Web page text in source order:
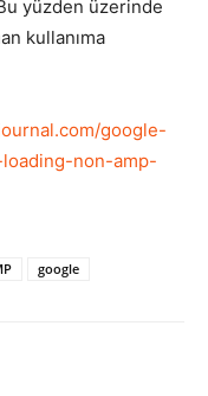
yüzden üzerinde
kullanıma
google-
non-amp-
google